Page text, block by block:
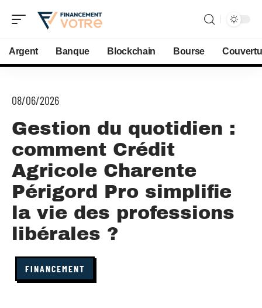
Argent Banque Blockchain Bourse
08/06/2026
Gestion du quotidien :
comment Crédit
Agricole Charente
Périgord Pro simplifie
la vie des professions
libérales ?
FINANCEMENT